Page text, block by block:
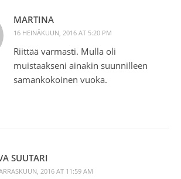
MARTINA
16 HEINÄKUUN, 2016 AT 5:20 PM
Riittää varmasti. Mulla oli
muistaakseni ainakin suunnilleen
samankokoinen vuoka.
SUUTARI
2016 AT 11:59 AM